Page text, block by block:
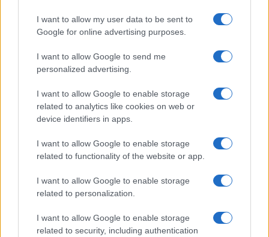
I want to allow my user data to be sent to
Google for online advertising purposes.
I want to allow Google to send me
personalized advertising.
I want to allow Google to enable storage
related to analytics like cookies on web or
device identifiers in apps.
I want to allow Google to enable storage
related to functionality of the website or app.
I want to allow Google to enable storage
related to personalization.
I want to allow Google to enable storage
related to security, including authentication
Preparativos y consejos para viajar con
Planificar un viaje con bebés en verano puede…